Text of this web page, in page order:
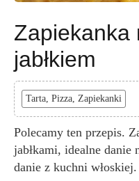
Zapiekanka
jabłkiem
Tarta, Pizza, Zapiekanki
Polecamy ten przepis.
jabłkami, idealne danie
danie z kuchni włoskiej.